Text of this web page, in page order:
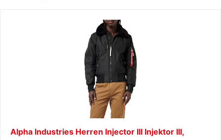
Alpha Industries Herren Injector III Injektor III,